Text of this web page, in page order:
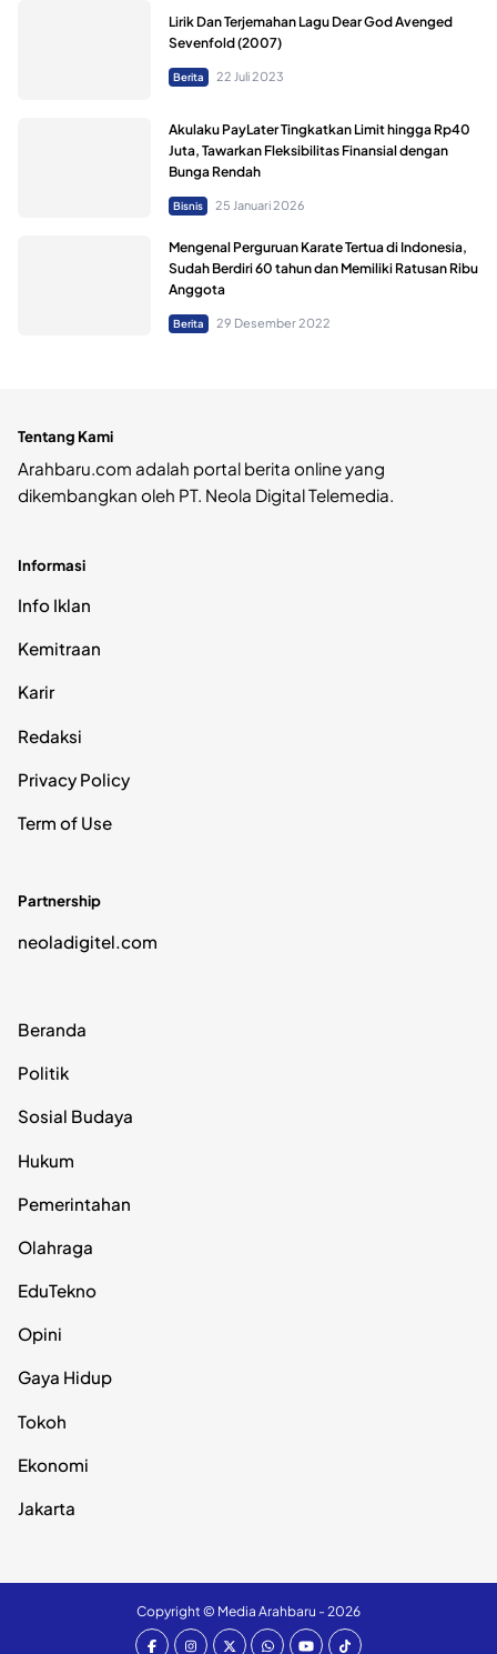
Lirik Dan Terjemahan Lagu Dear God Avenged
Sevenfold (2007)
Berita 22 Juli 2023
Akulaku PayLater Tingkatkan Limit hingga Rp40
Juta, Tawarkan Fleksibilitas Finansial dengan
Bunga Rendah
Bisnis 25 Januari 2026
Mengenal Perguruan Karate Tertua di Indonesia,
Sudah Berdiri 60 tahun dan Memiliki Ratusan Ribu
Anggota
Berita 29 Desember 2022
Tentang Kami
Arahbaru.com adalah portal berita online yang
dikembangkan oleh PT. Neola Digital Telemedia.
Informasi
Info Iklan
Kemitraan
Karir
Redaksi
Privacy Policy
Term of Use
Partnership
neoladigitel.com
Beranda
Politik
Sosial Budaya
Hukum
Pemerintahan
Olahraga
EduTekno
Opini
Gaya Hidup
Tokoh
Ekonomi
Jakarta
Copyright © Media Arahbaru - 2026